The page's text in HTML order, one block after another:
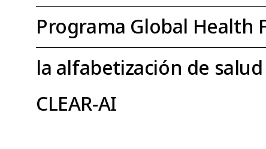
Programa Global Health
la alfabetización de
CLEAR-AI